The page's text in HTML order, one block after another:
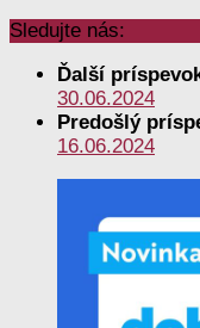
Sledujte nás:
Ďalší
30.06.2024
Predošlý
16.06.2024